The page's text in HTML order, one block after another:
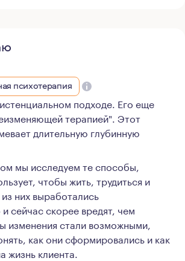
психотерапия
подходе. Его еще
терапией". Этот
длительную глубинную
мы исследуем те способы,
чтобы жить, трудиться и
них выработались
сейчас скорее вредят, чем
изменения стали возможными,
как они сформировались и как
жизнь клиента.